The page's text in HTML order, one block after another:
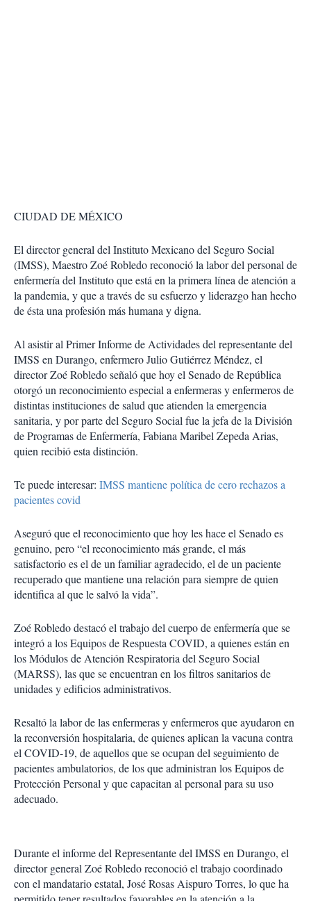
CIUDAD DE MÉXICO
El director general del Instituto Mexicano del Seguro Social
(IMSS), Maestro Zoé Robledo reconoció la labor del personal de
enfermería del Instituto que está en la primera línea de atención a
la pandemia, y que a través de su esfuerzo y liderazgo han hecho
de ésta una profesión más humana y digna.
Al asistir al Primer Informe de Actividades del representante del
IMSS en Durango, enfermero Julio Gutiérrez Méndez, el
director Zoé Robledo señaló que hoy el Senado de República
otorgó un reconocimiento especial a enfermeras y enfermeros de
distintas instituciones de salud que atienden la emergencia
sanitaria, y por parte del Seguro Social fue la jefa de la División
de Programas de Enfermería, Fabiana Maribel Zepeda Arias,
quien recibió esta distinción.
Te puede interesar: IMSS mantiene política de cero rechazos a
pacientes covid
Aseguró que el reconocimiento que hoy les hace el Senado es
genuino, pero “el reconocimiento más grande, el más
satisfactorio es el de un familiar agradecido, el de un paciente
recuperado que mantiene una relación para siempre de quien
identifica al que le salvó la vida”.
Zoé Robledo destacó el trabajo del cuerpo de enfermería que se
integró a los Equipos de Respuesta COVID, a quienes están en
los Módulos de Atención Respiratoria del Seguro Social
(MARSS), las que se encuentran en los filtros sanitarios de
unidades y edificios administrativos.
Resaltó la labor de las enfermeras y enfermeros que ayudaron en
la reconversión hospitalaria, de quienes aplican la vacuna contra
el COVID-19, de aquellos que se ocupan del seguimiento de
pacientes ambulatorios, de los que administran los Equipos de
Protección Personal y que capacitan al personal para su uso
adecuado.
Durante el informe del Representante del IMSS en Durango, el
director general Zoé Robledo reconoció el trabajo coordinado
con el mandatario estatal, José Rosas Aispuro Torres, lo que ha